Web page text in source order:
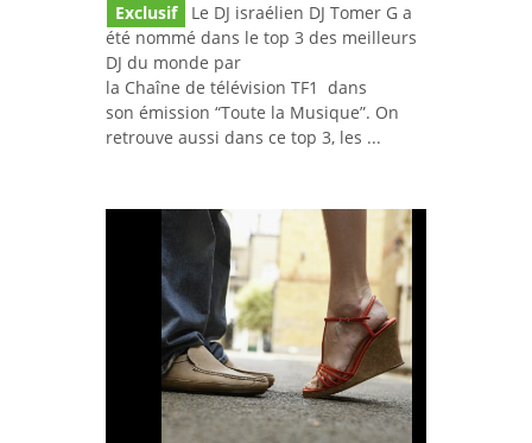
Exclusif
Le DJ israélien DJ Tomer G a
été nommé dans le top 3 des meilleurs
DJ du monde par
la Chaîne de télévision TF1 dans
son émission “Toute la Musique”. On
retrouve aussi dans ce top 3, les ...